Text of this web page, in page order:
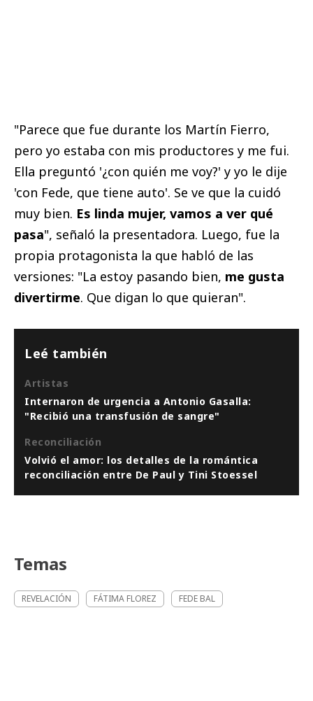
"Parece que fue durante los Martín Fierro,
pero yo estaba con mis productores y me fui.
Ella preguntó '¿con quién me voy?' y yo le dije
'con Fede, que tiene auto'. Se ve que la cuidó
muy bien. Es linda mujer, vamos a ver qué
pasa", señaló la presentadora. Luego, fue la
propia protagonista la que habló de las
versiones: "La estoy pasando bien, me gusta
divertirme. Que digan lo que quieran".
Leé también
Artistas
Internaron de urgencia a Antonio Gasalla:
"Recibió una transfusión de sangre"
Reconciliación
Volvió el amor: los detalles de la romántica
reconciliación entre De Paul y Tini Stoessel
Temas
REVELACIÓN FÁTIMA FLOREZ FEDE BAL